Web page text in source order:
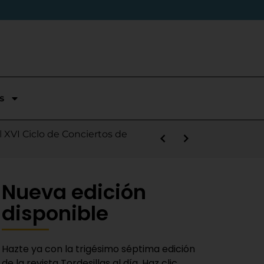
temporada en Segunda
Nieves
Ciclo de Conciertos de
sábado
la salida de Víctor Alonso
Fiestas del Novillo
Bravas y logra un puesto
adaptado a la actualidad»
Nueva edición
disponible
Hazte ya con la trigésimo séptima edición